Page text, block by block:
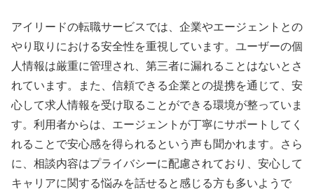
アイリードの転職サービスでは、企業やエージェントとの
やり取りにおける安全性を重視しています。ユーザーの個
人情報は厳重に管理され、第三者に漏れることはないとさ
れています。また、信頼できる企業との提携を通じて、安
心して求人情報を受け取ることができる環境が整っていま
す。利用者からは、エージェントが丁寧にサポートしてく
れることで安心感を得られるという声も聞かれます。さら
に、相談内容はプライバシーに配慮されており、安心して
キャリアに関する悩みを話せると感じる方も多いようで